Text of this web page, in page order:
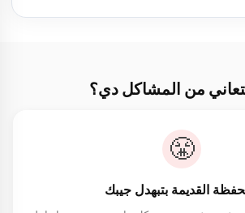
من المشاكل دي؟
😤
القديمة بتبهدل جيبك